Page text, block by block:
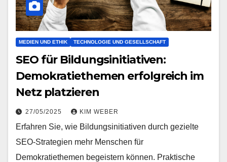
MEDIEN UND ETHIK TECHNOLOGIE UND GESELLSCHAFT
SEO für Bildungsinitiativen:
Demokratiethemen erfolgreich im
Netz platzieren
27/05/2025 KIM WEBER
Erfahren Sie, wie Bildungsinitiativen durch gezielte
SEO-Strategien mehr Menschen für
Demokratiethemen begeistern können. Praktische